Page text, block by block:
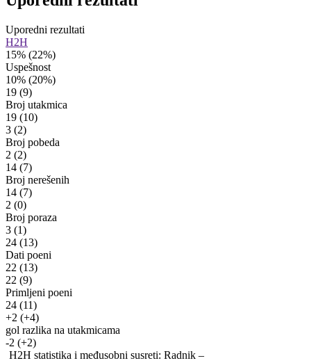
Uporedni rezultati
H2H
15% (22%)
Uspešnost
10% (20%)
19 (9)
Broj utakmica
19 (10)
3 (2)
Broj pobeda
2 (2)
14 (7)
Broj nerešenih
14 (7)
2 (0)
Broj poraza
3 (1)
24 (13)
Dati poeni
22 (13)
22 (9)
Primljeni poeni
24 (11)
+2 (+4)
gol razlika na utakmicama
-2 (+2)
H2H statistika i međusobni susreti: Radnik –